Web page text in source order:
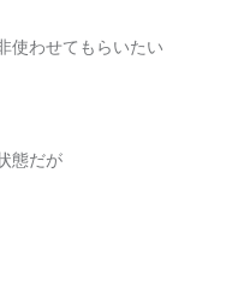
使わせてもらいたい
態だが